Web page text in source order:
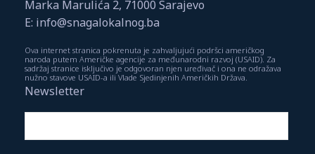
Marka Marulića 2, 71000 Sarajevo
E: info@snagalokalnog.ba
Ova internet stranica pokrenuta je zahvaljujući podršci američkog
naroda putem Američke agencije za međunarodni razvoj (USAID). Za
sadržaj stranice isključivo je odgovoran njen uređivač i ona ne odražava
nužno stavove USAID-a ili Vlade Sjedinjenih Američkih Država.
Newsletter